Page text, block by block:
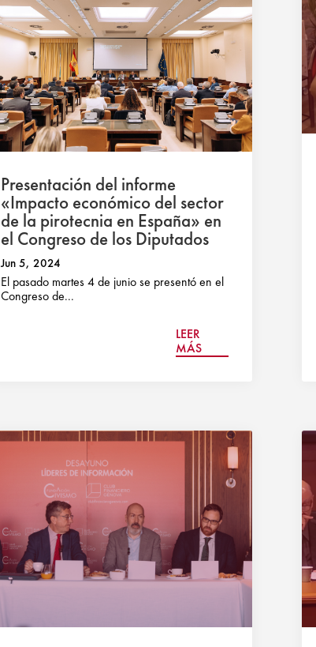
Presentación del informe
«Impacto económico del sector
de la pirotecnia en España» en
el Congreso de los Diputados
Jun 5, 2024
El pasado martes 4 de junio se presentó en el
Congreso de...
LEER
MÁS